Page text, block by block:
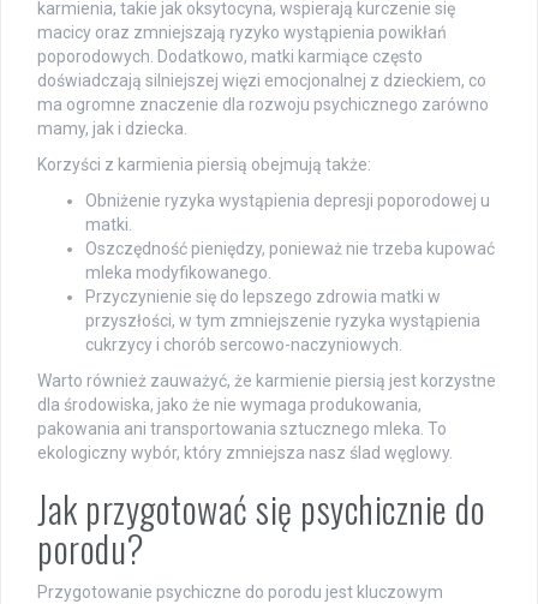
karmienia, takie jak oksytocyna, wspierają kurczenie się
macicy oraz zmniejszają ryzyko wystąpienia powikłań
poporodowych. Dodatkowo, matki karmiące często
doświadczają silniejszej więzi emocjonalnej z dzieckiem, co
ma ogromne znaczenie dla rozwoju psychicznego zarówno
mamy, jak i dziecka.
Korzyści z karmienia piersią obejmują także:
Obniżenie ryzyka wystąpienia depresji poporodowej u
matki.
Oszczędność pieniędzy, ponieważ nie trzeba kupować
mleka modyfikowanego.
Przyczynienie się do lepszego zdrowia matki w
przyszłości, w tym zmniejszenie ryzyka wystąpienia
cukrzycy i chorób sercowo-naczyniowych.
Warto również zauważyć, że karmienie piersią jest korzystne
dla środowiska, jako że nie wymaga produkowania,
pakowania ani transportowania sztucznego mleka. To
ekologiczny wybór, który zmniejsza nasz ślad węglowy.
Jak przygotować się psychicznie do
porodu?
Przygotowanie psychiczne do porodu jest kluczowym